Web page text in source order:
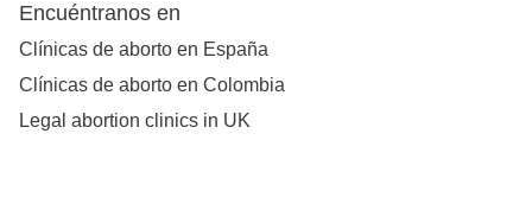
Encuéntranos en
Clínicas de aborto en España
Clínicas de aborto en Colombia
Legal abortion clinics in UK